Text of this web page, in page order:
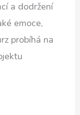
a dodržení
emoce,
probíhá na